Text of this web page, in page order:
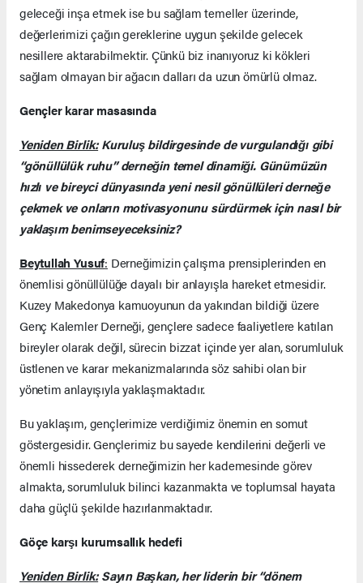
geleceği inşa etmek ise bu sağlam temeller üzerinde,
değerlerimizi çağın gereklerine uygun şekilde gelecek
nesillere aktarabilmektir. Çünkü biz inanıyoruz ki kökleri
sağlam olmayan bir ağacın dalları da uzun ömürlü olmaz.
Gençler karar masasında
Yeniden Birlik:Kuruluş bildirgesinde de vurgulandığı gibi
“gönüllülük ruhu” derneğin temel dinamiği. Günümüzün
hızlı ve bireyci dünyasında yeni nesil gönüllüleri derneğe
çekmek ve onların motivasyonunu sürdürmek için nasıl bir
yaklaşım benimseyeceksiniz?
Beytullah Yusuf: Derneğimizin çalışma prensiplerinden en
önemlisi gönüllülüğe dayalı bir anlayışla hareket etmesidir.
Kuzey Makedonya kamuoyunun da yakından bildiği üzere
Genç Kalemler Derneği, gençlere sadece faaliyetlere katılan
bireyler olarak değil, sürecin bizzat içinde yer alan, sorumluluk
üstlenen ve karar mekanizmalarında söz sahibi olan bir
yönetim anlayışıyla yaklaşmaktadır.
Bu yaklaşım, gençlerimize verdiğimiz önemin en somut
göstergesidir. Gençlerimiz bu sayede kendilerini değerli ve
önemli hissederek derneğimizin her kademesinde görev
almakta, sorumluluk bilinci kazanmakta ve toplumsal hayata
daha güçlü şekilde hazırlanmaktadır.
Göçe karşı kurumsallık hedefi
Yeniden Birlik:Sayın Başkan, her liderin bir “dönem